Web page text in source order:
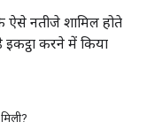
ऐसे नतीजे शामिल होते
करने में किया